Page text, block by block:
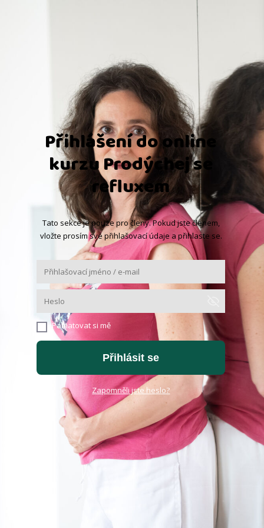
Přihlášení do online
kurzu Prodýchej se
refluxem
Tato sekce je pouze pro členy. Pokud jste členem,
vložte prosím své přihlašovací údaje a přihlaste se.
Pamatovat si mě
Přihlásit se
Zapomněli jste heslo?